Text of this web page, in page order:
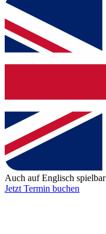
Auch auf Englisch spielbar
Jetzt Termin buchen